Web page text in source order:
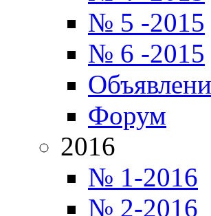
№ 5 -2015
№ 6 -2015
Форум
2016
№ 1-2016
№ 2-2016